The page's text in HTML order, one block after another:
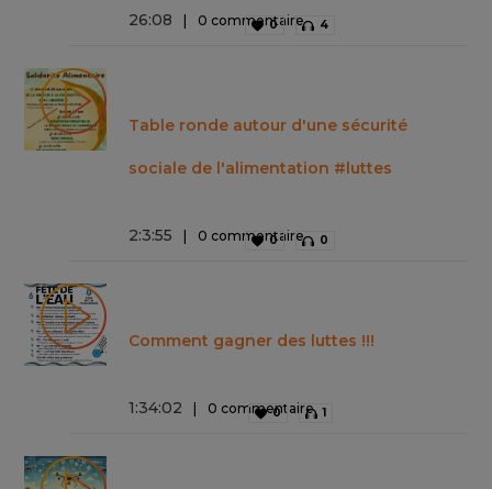
26:08 0 commentaire
0 4
Table ronde autour d'une sécurité
sociale de l'alimentation #luttes
2:3:55 0 commentaire
0 0
Comment gagner des luttes !!!
1:34:02 0 commentaire
0 1